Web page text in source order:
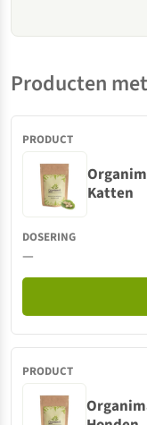
Producten
Katten
—